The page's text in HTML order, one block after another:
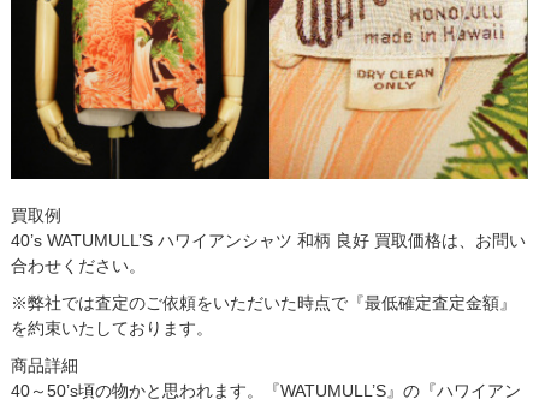
買取例
40’s WATUMULL’S ハワイアンシャツ 和柄 良好 買取価格は、お問い
合わせください。
※弊社では査定のご依頼をいただいた時点で『最低確定査定金額』
を約束いたしております。
商品詳細
40～50’s頃の物かと思われます。『WATUMULL’S』の『ハワイアン